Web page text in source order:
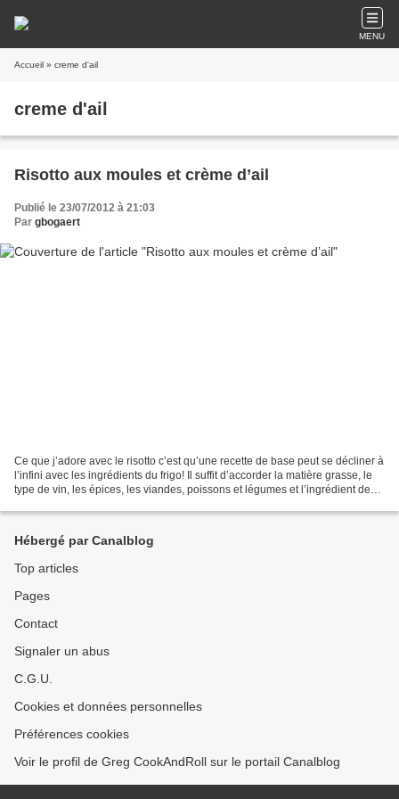
MENU
Accueil » creme d'ail
creme d'ail
Risotto aux moules et crème d’ail
Publié le 23/07/2012 à 21:03
Par gbogaert
Ce que j’adore avec le risotto c’est qu’une recette de base peut se décliner à
l’infini avec les ingrédients du frigo! Il suffit d’accorder la matière grasse, le
type de vin, les épices, les viandes, poissons et légumes et l’ingrédient de
Hébergé par Canalblog
Top articles
Pages
Contact
Signaler un abus
C.G.U.
Cookies et données personnelles
Préférences cookies
Voir le profil de Greg CookAndRoll sur le portail Canalblog